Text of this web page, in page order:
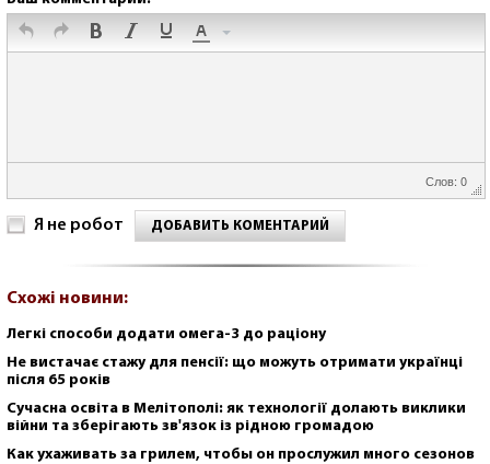
Слов: 0
Я не робот ДОБАВИТЬ КОМЕНТАРИЙ
Схожі новини:
Легкі способи додати омега-3 до раціону
Не вистачає стажу для пенсії: що можуть отримати українці
після 65 років
Сучасна освіта в Мелітополі: як технології долають виклики
війни та зберігають зв'язок із рідною громадою
Как ухаживать за грилем, чтобы он прослужил много сезонов